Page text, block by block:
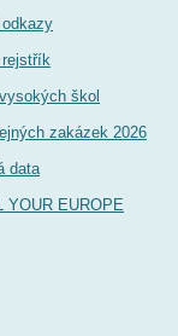
odkazy
škol
zakázek 2026
data
YOUR EUROPE